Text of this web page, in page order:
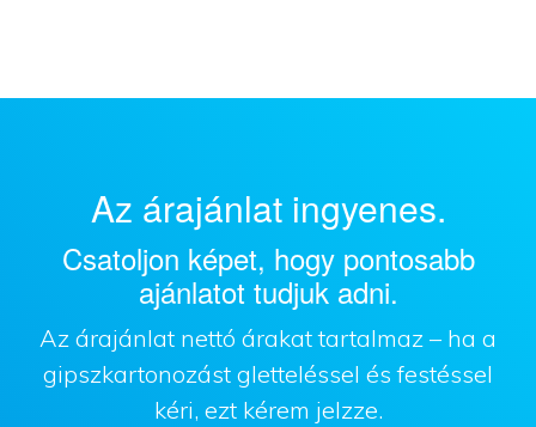
Az árajánlat ingyenes.
Csatoljon képet, hogy pontosabb
ajánlatot tudjuk adni.
Az árajánlat nettó árakat tartalmaz – ha a
gipszkartonozást gletteléssel és festéssel
kéri, ezt kérem jelzze.